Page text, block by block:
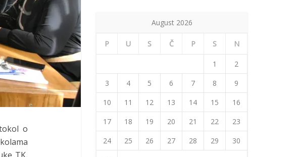
o
August 2026
P U S Č P S N
1
2
3
4 5 6 7 8
9
10
11 12 13 14 15
16
17
18 19 20 21 22
23
24
25 26 27 28 29
30